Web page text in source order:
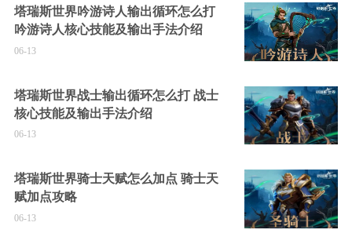
塔瑞斯世界吟游诗人输出循环怎么打
吟游诗人核心技能及输出手法介绍
06-13
塔瑞斯世界战士输出循环怎么打 战士
核心技能及输出手法介绍
06-13
塔瑞斯世界骑士天赋怎么加点 骑士天
赋加点攻略
06-13